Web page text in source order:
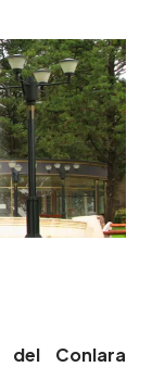
del Conlara